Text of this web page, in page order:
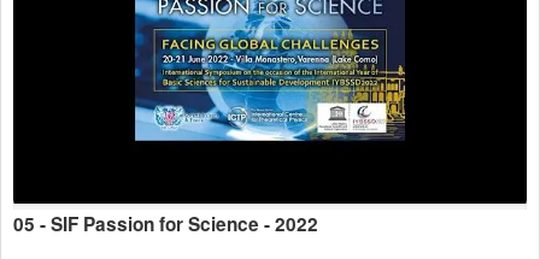
05 - SIF Passion for Science - 2022